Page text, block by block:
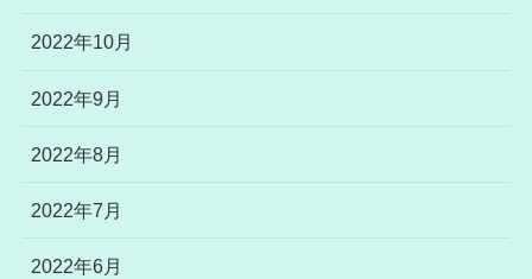
2022年10月
2022年9月
2022年8月
2022年7月
2022年6月